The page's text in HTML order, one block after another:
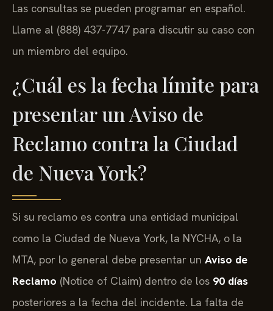
Las consultas se pueden programar en español.
Llame al (888) 437-7747 para discutir su caso con
un miembro del equipo.
¿Cuál es la fecha límite para
presentar un Aviso de
Reclamo contra la Ciudad
de Nueva York?
Si su reclamo es contra una entidad municipal
como la Ciudad de Nueva York, la NYCHA, o la
MTA, por lo general debe presentar un Aviso de
Reclamo (Notice of Claim) dentro de los 90 días
posteriores a la fecha del incidente. La falta de